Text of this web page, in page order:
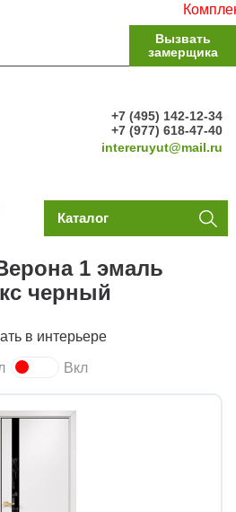
Вызвать
замерщика
+7 (495) 142-12-34
+7 (977) 618-47-40
intereruyut@mail.ru
Каталог
1 эмаль
черный
в интерьере
Вкл